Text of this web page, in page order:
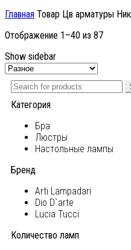
Главная Товар Цв арматуры
Отображение 1–40 из 87
Show sidebar
Категория
Бра
Люстры
Настольные лампы
Бренд
Arti Lampadari
Dio D`arte
Lucia Tucci
Количество ламп